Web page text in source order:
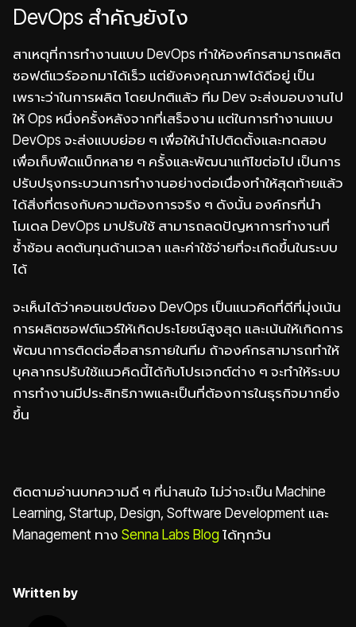
DevOps สำคัญยังไง
สาเหตุที่การทำงานแบบ DevOps ทำให้องค์กรสามารถผลิต
ซอฟต์แวร์ออกมาได้เร็ว แต่ยังคงคุณภาพได้ดีอยู่ เป็น
เพราะว่าในการผลิต โดยปกติแล้ว ทีม Dev จะส่งมอบงานไป
ให้ Ops หนึ่งครั้งหลังจากที่เสร็จงาน แต่ในการทำงานแบบ
DevOps จะส่งแบบย่อย ๆ เพื่อให้นำไปติดตั้งและทดสอบ
เพื่อเก็บฟีดแบ็กหลาย ๆ ครั้งและพัฒนาแก้ไขต่อไป เป็นการ
ปรับปรุงกระบวนการทำงานอย่างต่อเนื่องทำให้สุดท้ายแล้ว
ได้สิ่งที่ตรงกับความต้องการจริง ๆ ดังนั้น องค์กรที่นำ
โมเดล DevOps มาปรับใช้ สามารถลดปัญหาการทำงานที่
ซ้ำซ้อน ลดต้นทุนด้านเวลา และค่าใช้จ่ายที่จะเกิดขึ้นในระบบ
ได้
จะเห็นได้ว่าคอนเซปต์ของ DevOps เป็นแนวคิดที่ดีที่มุ่งเน้น
การผลิตซอฟต์แวร์ให้เกิดประโยชน์สูงสุด และเน้นให้เกิดการ
พัฒนาการติดต่อสื่อสารภายในทีม ถ้าองค์กรสามารถทำให้
บุคลากรปรับใช้แนวคิดนี้ได้กับโปรเจกต์ต่าง ๆ จะทำให้ระบบ
การทำงานมีประสิทธิภาพและเป็นที่ต้องการในธุรกิจมากยิ่ง
ขึ้น
ติดตามอ่านบทความดี ๆ ที่น่าสนใจ ไม่ว่าจะเป็น Machine
Learning, Startup, Design, Software Development และ
Management ทาง Senna Labs Blogได้ทุกวัน
Written by